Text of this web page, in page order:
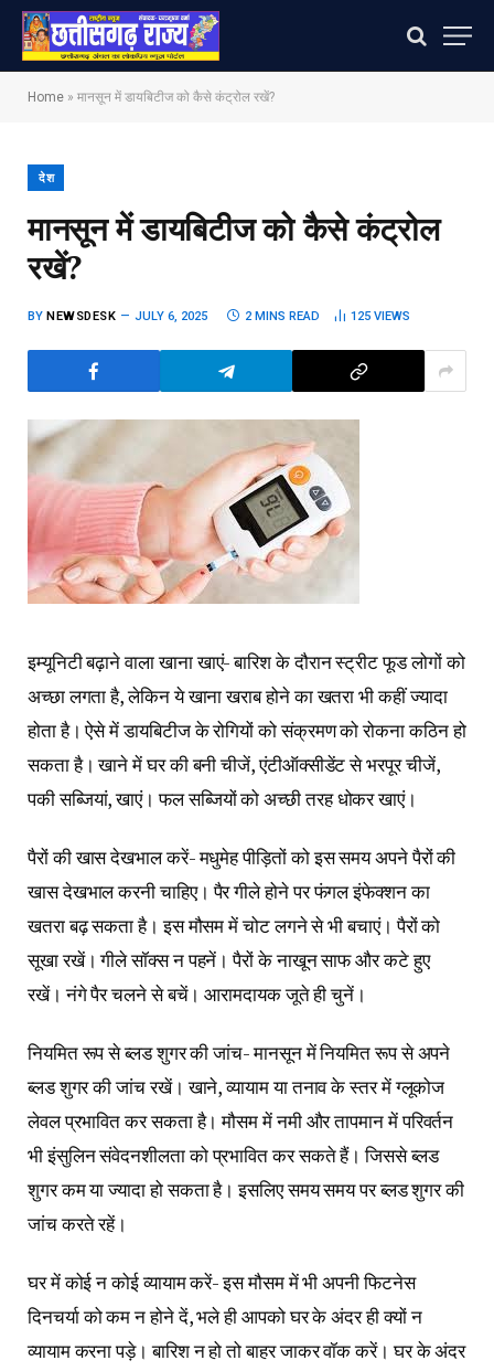
Home » मानसून में डायबिटीज को कैसे कंट्रोल रखें?
देश
मानसून में डायबिटीज को कैसे कंट्रोल
रखें?
BY NEWSDESK JULY 6, 2025 2 MINS READ 125VIEWS
इम्यूनिटी बढ़ाने वाला खाना खाएं- बारिश के दौरान स्ट्रीट फूड लोगों को
अच्छा लगता है, लेकिन ये खाना खराब होने का खतरा भी कहीं ज्यादा
होता है। ऐसे में डायबिटीज के रोगियों को संक्रमण को रोकना कठिन हो
सकता है। खाने में घर की बनी चीजें, एंटीऑक्सीडेंट से भरपूर चीजें,
पकी सब्जियां, खाएं। फल सब्जियों को अच्छी तरह धोकर खाएं।
पैरों की खास देखभाल करें- मधुमेह पीड़ितों को इस समय अपने पैरों की
खास देखभाल करनी चाहिए। पैर गीले होने पर फंगल इंफेक्शन का
खतरा बढ़ सकता है। इस मौसम में चोट लगने से भी बचाएं। पैरों को
सूखा रखें। गीले सॉक्स न पहनें। पैरों के नाखून साफ और कटे हुए
रखें। नंगे पैर चलने से बचें। आरामदायक जूते ही चुनें।
नियमित रूप से ब्लड शुगर की जांच- मानसून में नियमित रूप से अपने
ब्लड शुगर की जांच रखें। खाने, व्यायाम या तनाव के स्तर में ग्लूकोज
लेवल प्रभावित कर सकता है। मौसम में नमी और तापमान में परिवर्तन
भी इंसुलिन संवेदनशीलता को प्रभावित कर सकते हैं। जिससे ब्लड
शुगर कम या ज्यादा हो सकता है। इसलिए समय समय पर ब्लड शुगर की
जांच करते रहें।
घर में कोई न कोई व्यायाम करें- इस मौसम में भी अपनी फिटनेस
दिनचर्या को कम न होने दें, भले ही आपको घर के अंदर ही क्यों न
व्यायाम करना पड़े। बारिश न हो तो बाहर जाकर वॉक करें। घर के अंदर